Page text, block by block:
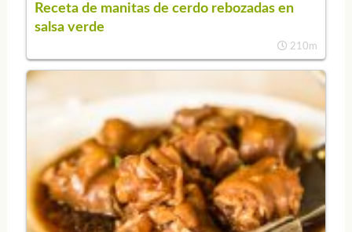
Receta de manitas de cerdo rebozadas en
salsa verde
210m